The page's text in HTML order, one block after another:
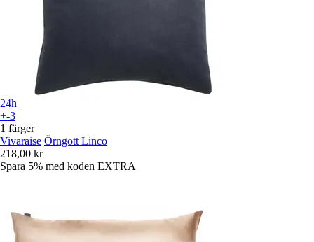
24h
+-3
1 färger
Vivaraise Örngott Linco
218,00 kr
Spara 5% med koden EXTRA